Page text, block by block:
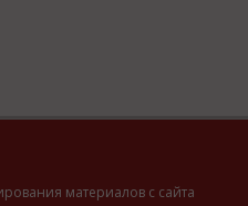
материалов с сайта